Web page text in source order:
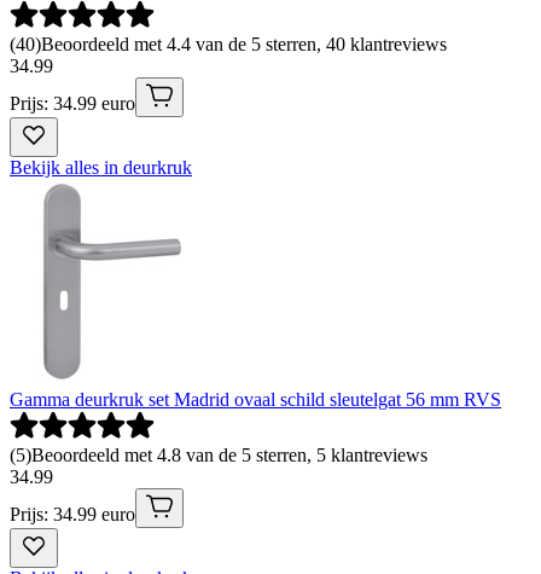
(40)Beoordeeld met 4.4 van de 5 sterren, 40 klantreviews
34.99
Prijs: 34.99 euro
Bekijk alles in deurkruk
Gamma deurkruk set Madrid ovaal schild sleutelgat 56 mm RVS
(5)Beoordeeld met 4.8 van de 5 sterren, 5 klantreviews
34.99
Prijs: 34.99 euro